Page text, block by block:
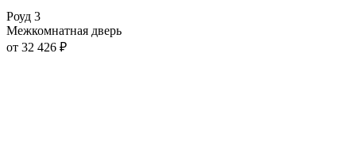
Роуд 3
Межкомнатная дверь
от 32 426 ₽